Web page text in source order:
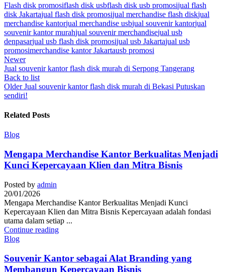
Flash disk promosiflash disk usbflash disk usb promosijual flash
disk Jakartajual flash disk promosijual merchandise flash diskjual
merchandise kantorjual merchandise usbjual souvenir kantorjual
souvenir kantor murahjual souvenir merchandisejual usb
denpasarjual usb flash disk promosijual usb Jakartajual usb
promosimerchandise kantor Jakartausb promosi
Newer
Jual souvenir kantor flash disk murah di Serpong Tangerang
Back to list
Older Jual souvenir kantor flash disk murah di Bekasi Putuskan
sendiri!
Related Posts
Blog
Mengapa Merchandise Kantor Berkualitas Menjadi
Kunci Kepercayaan Klien dan Mitra Bisnis
Posted by admin
20/01/2026
Mengapa Merchandise Kantor Berkualitas Menjadi Kunci
Kepercayaan Klien dan Mitra Bisnis Kepercayaan adalah fondasi
utama dalam setiap ...
Continue reading
Blog
Souvenir Kantor sebagai Alat Branding yang
Membangun Kepercayaan Bisnis